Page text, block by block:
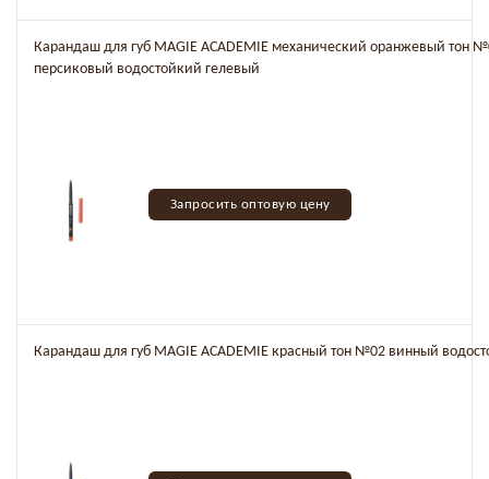
Карандаш для губ MAGIE ACADEMIE механический оранжевый тон
персиковый водостойкий гелевый
Запросить оптовую цену
Карандаш для губ MAGIE ACADEMIE красный тон №02 винный